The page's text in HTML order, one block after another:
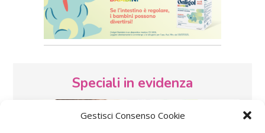
Gestisci Consenso Cookie
Speciali in evidenza